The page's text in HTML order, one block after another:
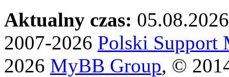
Aktualny czas:
2007-2026 Polski Support
2026 MyBB Group, ©